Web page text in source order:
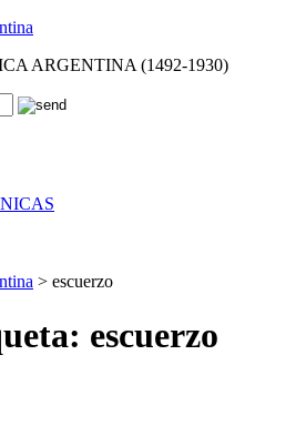
ARGENTINA (1492-1930)
> escuerzo
escuerzo